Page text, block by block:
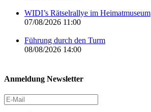
WIDI’s Rätselrallye im Heimatmuseum
07/08/2026 11:00
Führung durch den Turm
08/08/2026 14:00
Anmeldung Newsletter